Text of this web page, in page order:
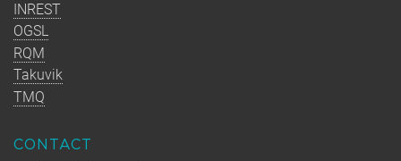
INREST
OGSL
RQM
Takuvik
TMQ
CONTACT